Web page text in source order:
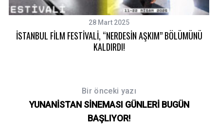
28 Mart 2025
İSTANBUL FİLM FESTİVALİ, “NERDESİN AŞKIM” BÖLÜMÜNÜ
KALDIRDI!
Bir önceki yazı
YUNANİSTAN SİNEMASI GÜNLERİ BUGÜN
BAŞLIYOR!